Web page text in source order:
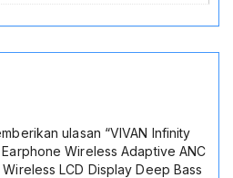
ulasan “VIVAN Infinity
Wireless Adaptive ANC
LCD Display Deep Bass